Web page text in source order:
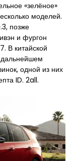
«зелёное»
моделей.
позже
и фургон
В китайской
дальнейшем
одной из них
ID. 2all.